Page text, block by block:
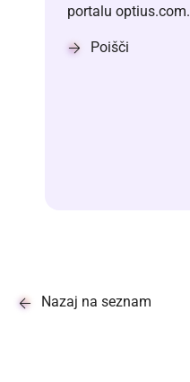
portalu optius.com.
Poišči
Nazaj na seznam